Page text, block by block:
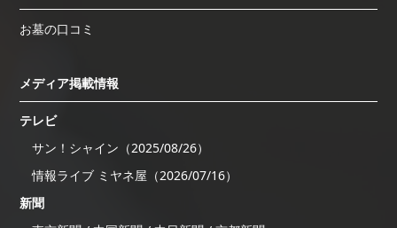
お墓の口コミ
メディア掲載情報
テレビ
サン！シャイン（2025/08/26）
情報ライブ ミヤネ屋（2026/07/16）
新聞